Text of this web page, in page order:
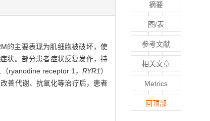
的主要表现为肌细胞被破坏，使
状。部分患者症状反复发作，持
ryanodine receptor 1， RYR1）
善代谢、抗氧化等治疗后，患者
摘要
图/表
参考文献
相关文章
Metrics
回顶部